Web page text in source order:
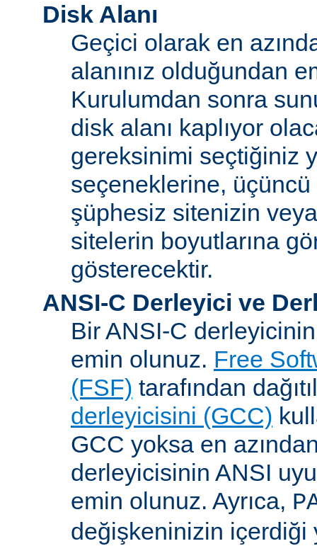
Disk Alanı
Geçici olarak en
alanınız olduğundan
Kurulumdan sonra
disk alanı kaplıyor
gereksinimi seçtiğiniz
seçeneklerine,
şüphesiz sitenizin
sitelerin boyutlarına
gösterecektir.
ANSI-C Derleyici ve
Bir ANSI-C
emin olunuz. Free
(FSF) tarafından
derleyicisini (GCC)
GCC yoksa en azından
derleyicisinin ANSI
emin olunuz. Ayrıca,
değişkeninizin